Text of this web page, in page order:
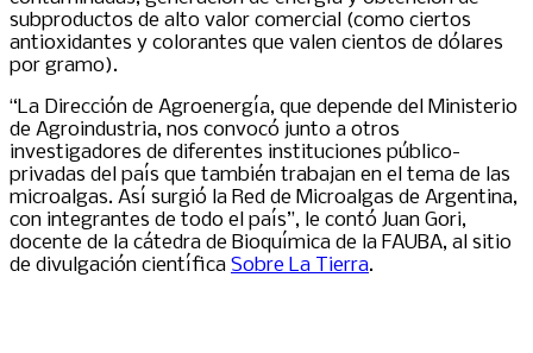
subproductos de alto valor comercial (como ciertos
antioxidantes y colorantes que valen cientos de dólares
por gramo).
“La Dirección de Agroenergía, que depende del Ministerio
de Agroindustria, nos convocó junto a otros
investigadores de diferentes instituciones público-
privadas del país que también trabajan en el tema de las
microalgas. Así surgió la Red de Microalgas de Argentina,
con integrantes de todo el país”, le contó Juan Gori,
docente de la cátedra de Bioquímica de la FAUBA, al sitio
de divulgación científica Sobre La Tierra.